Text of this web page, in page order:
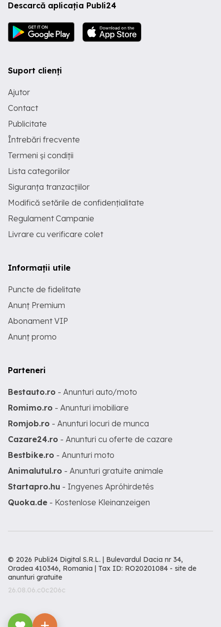
Descarcă aplicația Publi24
Suport clienți
Ajutor
Contact
Publicitate
Întrebări frecvente
Termeni și condiții
Lista categoriilor
Siguranța tranzacțiilor
Modifică setările de confidențialitate
Regulament Campanie
Livrare cu verificare colet
Informații utile
Puncte de fidelitate
Anunț Premium
Abonament VIP
Anunț promo
Parteneri
Bestauto.ro - Anunturi auto/moto
Romimo.ro - Anunturi imobiliare
Romjob.ro - Anunturi locuri de munca
Cazare24.ro - Anunturi cu oferte de cazare
Bestbike.ro - Anunturi moto
Animalutul.ro - Anunturi gratuite animale
Startapro.hu - Ingyenes Apróhirdetés
Quoka.de - Kostenlose Kleinanzeigen
© 2026 Publi24 Digital S.R.L. | Bulevardul Dacia nr 34,
Oradea 410346, Romania | Tax ID: RO20201084 - site de
anunturi gratuite
26.08.06.c0c206c